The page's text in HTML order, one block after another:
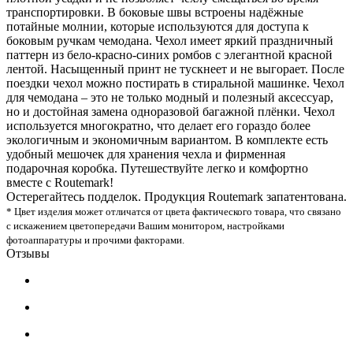
транспортировки. В боковые швы встроены надёжные
потайные молнии, которые используются для доступа к
боковым ручкам чемодана. Чехол имеет яркий праздничный
паттерн из бело-красно-синих ромбов с элегантной красной
лентой. Насыщенный принт не тускнеет и не выгорает. После
поездки чехол можно постирать в стиральной машинке. Чехол
для чемодана – это не только модный и полезный аксессуар,
но и достойная замена одноразовой багажной плёнки. Чехол
используется многократно, что делает его гораздо более
экологичным и экономичным вариантом. В комплекте есть
удобный мешочек для хранения чехла и фирменная
подарочная коробка. Путешествуйте легко и комфортно
вместе с Routemark!
Остерегайтесь подделок. Продукция Routemark запатентована.
* Цвет изделия может отличатся от цвета фактического товара, что связано
с искажением цветопередачи Вашим монитором, настройками
фотоаппаратуры и прочими факторами.
Отзывы